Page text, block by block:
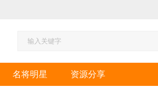
名将明星 资源分享